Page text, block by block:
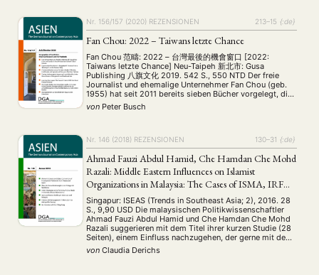
NEWS ASIEN ARBEITSKREISE VERANSTALTUNGEN EXPERTISE
ANTRAG AUF EINEN SMALL GRANT DER DGA MITGLIEDERBEREICH DIE DGA
MITGLIEDSCHAFT
Aktuelles von unseren Mitgliedern (4)
Nr. 156/157 (2020) REZENSIONEN 213–15 {:de}
Fan Chou: 2022 – Taiwans letzte Chance
Fan Chou 范疇: 2022 – 台灣最後的機會窗口 [2022:
Taiwans letzte Chance] Neu-Taipeh 新北市: Gusa
Publishing 八旗文化 2019. 542 S., 550 NTD Der freie
Journalist und ehemalige Unternehmer Fan Chou (geb.
1955) hat seit 2011 bereits sieben Bücher vorgelegt, die
sich überwiegend mit der Zukunft Taiwans und dem
Verhältnis der Insel zu China auseinandersetzen. In
von Peter Busch
Nr. 146 (2018) REZENSIONEN 130–31 {:de}
Ahmad Fauzi Abdul Hamid, Che Hamdan Che Mohd
Razali: Middle Eastern Influences on Islamist
Organizations in Malaysia: The Cases of ISMA, IRF
and HTM
Singapur: ISEAS (Trends in Southeast Asia; 2), 2016. 28
S., 9,90 USD Die malaysischen Politikwissenschaftler
Ahmad Fauzi Abdul Hamid und Che Hamdan Che Mohd
Razali suggerieren mit dem Titel ihrer kurzen Studie (28
Seiten), einem Einfluss nachzugehen, der gerne mit dem
Terminus „Petrodollars“ assoziert wird: dem Einfluss des
vor allem aus Saudi Arabien in die …
von Claudia Derichs